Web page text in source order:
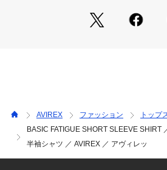
・AVIREXだとわかる存在感のあるシ
【AVIREX/アヴィレックス】
AVIREX ファッション トップ
BASIC FATIGUE SHORT SLEEVE SHIRT
半袖シャツ ／ AVIREX ／ アヴィレッ